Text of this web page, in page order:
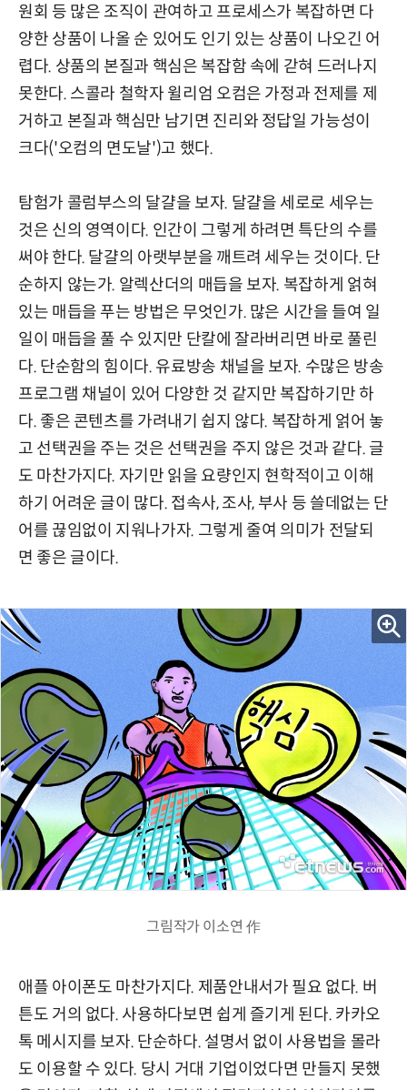
원회 등 많은 조직이 관여하고 프로세스가 복잡하면 다
양한 상품이 나올 순 있어도 인기 있는 상품이 나오긴 어
렵다. 상품의 본질과 핵심은 복잡함 속에 갇혀 드러나지
못한다. 스콜라 철학자 윌리엄 오컴은 가정과 전제를 제
거하고 본질과 핵심만 남기면 진리와 정답일 가능성이
크다('오컴의 면도날')고 했다.
탐험가 콜럼부스의 달걀을 보자. 달걀을 세로로 세우는
것은 신의 영역이다. 인간이 그렇게 하려면 특단의 수를
써야 한다. 달걀의 아랫부분을 깨트려 세우는 것이다. 단
순하지 않는가. 알렉산더의 매듭을 보자. 복잡하게 얽혀
있는 매듭을 푸는 방법은 무엇인가. 많은 시간을 들여 일
일이 매듭을 풀 수 있지만 단칼에 잘라버리면 바로 풀린
다. 단순함의 힘이다. 유료방송 채널을 보자. 수많은 방송
프로그램 채널이 있어 다양한 것 같지만 복잡하기만 하
다. 좋은 콘텐츠를 가려내기 쉽지 않다. 복잡하게 얽어 놓
고 선택권을 주는 것은 선택권을 주지 않은 것과 같다. 글
도 마찬가지다. 자기만 읽을 요량인지 현학적이고 이해
하기 어려운 글이 많다. 접속사, 조사, 부사 등 쓸데없는 단
어를 끊임없이 지워나가자. 그렇게 줄여 의미가 전달되
면 좋은 글이다.
그림작가 이소연 作
애플 아이폰도 마찬가지다. 제품안내서가 필요 없다. 버
튼도 거의 없다. 사용하다보면 쉽게 즐기게 된다. 카카오
톡 메시지를 보자. 단순하다. 설명서 없이 사용법을 몰라
도 이용할 수 있다. 당시 거대 기업이었다면 만들지 못했